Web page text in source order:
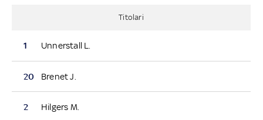
Titolari
1 Unnerstall L.
20 Brenet J.
2 Hilgers M.